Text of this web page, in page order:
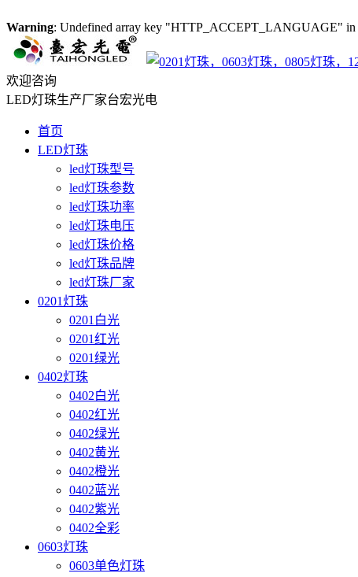
Warning: Undefined array key "HTTP_ACCEPT_LANGUAGE" in
欢迎咨询
LED灯珠生产厂家台宏光电
首页
LED灯珠
led灯珠型号
led灯珠参数
led灯珠功率
led灯珠电压
led灯珠价格
led灯珠品牌
led灯珠厂家
0201灯珠
0201白光
0201红光
0201绿光
0402灯珠
0402白光
0402红光
0402绿光
0402黄光
0402橙光
0402蓝光
0402紫光
0402全彩
0603灯珠
0603单色灯珠